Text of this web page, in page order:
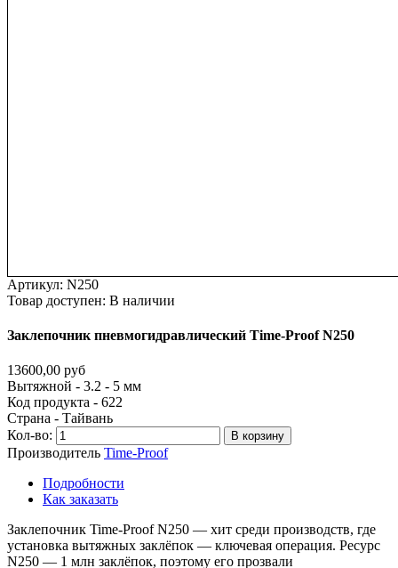
Артикул: N250
Товар доступен: В наличии
Заклепочник пневмогидравлический Time-Proof N250
13600,00 руб
Вытяжной - 3.2 - 5 мм
Код продукта - 622
Страна - Тайвань
Кол-во:
В корзину
Производитель Time-Proof
Подробности
Как заказать
Заклепочник Time-Proof N250 — хит среди производств, где
установка вытяжных заклёпок — ключевая операция. Ресурс
N250 — 1 млн заклёпок, поэтому его прозвали